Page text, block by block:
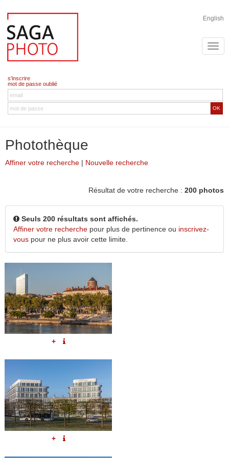
English
s'inscrire
mot de passe oublié
OK
Photothèque
Affiner votre recherche | Nouvelle recherche
Résultat de votre recherche : 200 photos
Seuls 200 résultats sont affichés.
Affiner votre recherche pour plus de pertinence ou inscrivez-
vous pour ne plus avoir cette limite.
+
+